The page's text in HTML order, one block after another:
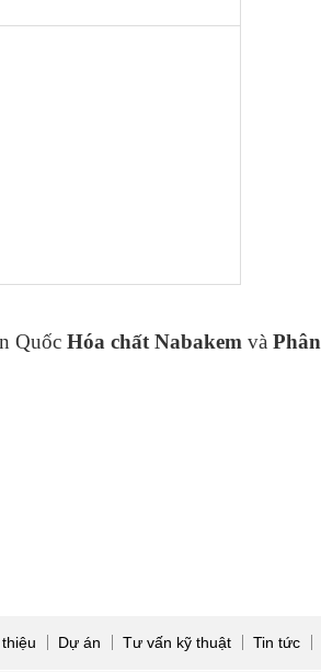
Quốc Hóa chất Nabakem và Phân
Dự án Tư vấn kỹ thuật Tin tức